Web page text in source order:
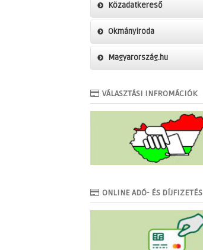
Közadatkereső
Okmányiroda
Magyarország.hu
VÁLASZTÁSI INFROMÁCIÓK
ONLINE ADÓ- ÉS DÍJFIZETÉS